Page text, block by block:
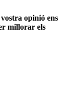
opinió ens
millorar els